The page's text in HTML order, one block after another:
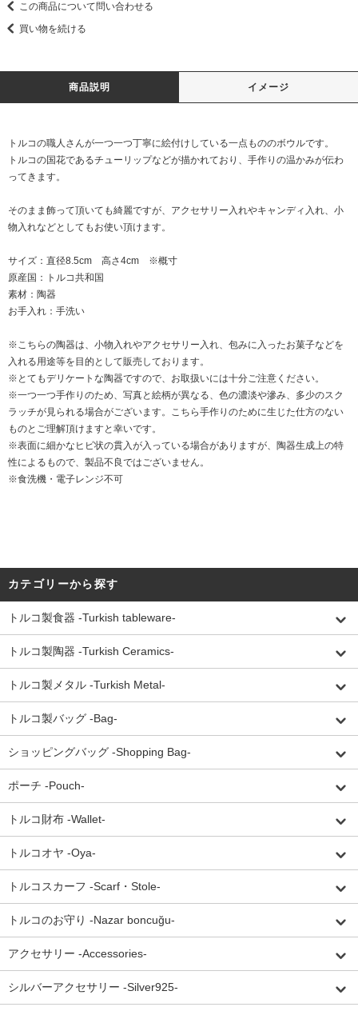
この商品について問い合わせる
買い物を続ける
商品説明 イメージ
トルコの職人さんが一つ一つ丁寧に絵付けしている一点もののボウルです。
トルコの国花であるチューリップなどが描かれており、手作りの温かみが伝わ
ってきます。
そのまま飾って頂いても綺麗ですが、アクセサリー入れやキャンディ入れ、小
物入れなどとしてもお使い頂けます。
サイズ：直径8.5cm 高さ4cm ※概寸
原産国：トルコ共和国
素材：陶器
お手入れ：手洗い
※こちらの陶器は、小物入れやアクセサリー入れ、包みに入ったお菓子などを
入れる用途等を目的として販売しております。
※とてもデリケートな陶器ですので、お取扱いには十分ご注意ください。
※一つ一つ手作りのため、写真と絵柄が異なる、色の濃淡や滲み、多少のスク
ラッチが見られる場合がございます。こちら手作りのために生じた仕方のない
ものとご理解頂けますと幸いです。
※表面に細かなヒビ状の貫入が入っている場合がありますが、陶器生成上の特
性によるもので、製品不良ではございません。
※食洗機・電子レンジ不可
カテゴリーから探す
トルコ製食器 -Turkish tableware-
トルコ製陶器 -Turkish Ceramics-
トルコ製メタル -Turkish Metal-
トルコ製バッグ -Bag-
ショッピングバッグ -Shopping Bag-
ポーチ -Pouch-
トルコ財布 -Wallet-
トルコオヤ -Oya-
トルコスカーフ -Scarf・Stole-
トルコのお守り -Nazar boncuğu-
アクセサリー -Accessories-
シルバーアクセサリー -Silver925-